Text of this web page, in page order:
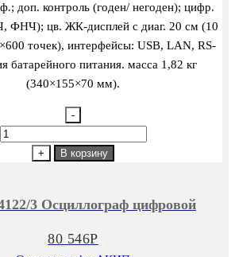
доп. контроль (годен/ негоден); цифр.
ФНЧ); цв. ЖК-дисплей с диаг. 20 см (10
точек), интерфейсы: USB, LAN, RS-
батарейного питания. масса 1,82 кг
(340×155×70 мм).
-
Количество
+ В корзину
3 Осциллограф цифровой
80 546Р